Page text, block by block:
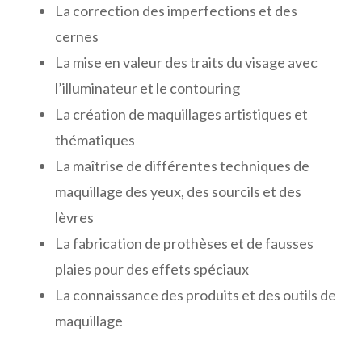
La correction des imperfections et des
cernes
La mise en valeur des traits du visage avec
l’illuminateur et le contouring
La création de maquillages artistiques et
thématiques
La maîtrise de différentes techniques de
maquillage des yeux, des sourcils et des
lèvres
La fabrication de prothèses et de fausses
plaies pour des effets spéciaux
La connaissance des produits et des outils de
maquillage